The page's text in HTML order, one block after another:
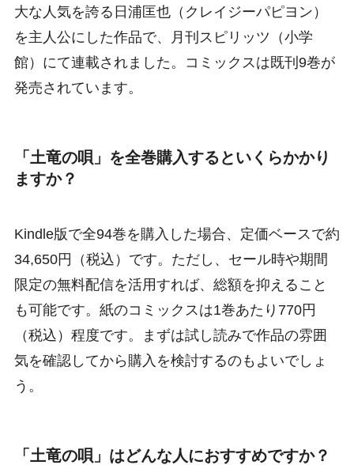
大な人気を誇る日浦匡也（クレイジーパピヨン）
を主人公にした作品で、月刊スピリッツ（小学
館）にて連載されました。コミックスは既刊9巻が
発売されています。
「土竜の唄」を全巻購入するといくらかかり
ますか？
Kindle版で全94巻を購入した場合、定価ベースで約
34,650円（税込）です。ただし、セール時や期間
限定の無料配信を活用すれば、総額を抑えること
も可能です。紙のコミックスは1巻あたり770円
（税込）程度です。まずは試し読みで作品の雰囲
気を確認してから購入を検討するのもよいでしょ
う。
「土竜の唄」はどんな人におすすめですか？